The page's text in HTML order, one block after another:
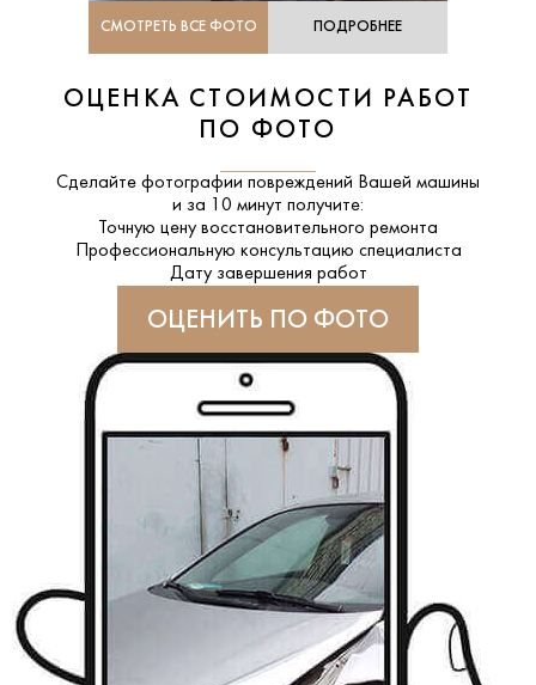
СМОТРЕТЬ ВСЕ ФОТО ПОДРОБНЕЕ
ОЦЕНКА СТОИМОСТИ РАБОТ
ПО ФОТО
Сделайте фотографии повреждений Вашей машины
и за
10 минут получите:
Точную цену восстановительного ремонта
Профессиональную консультацию специалиста
Дату завершения работ
ОЦЕНИТЬ ПО ФОТО